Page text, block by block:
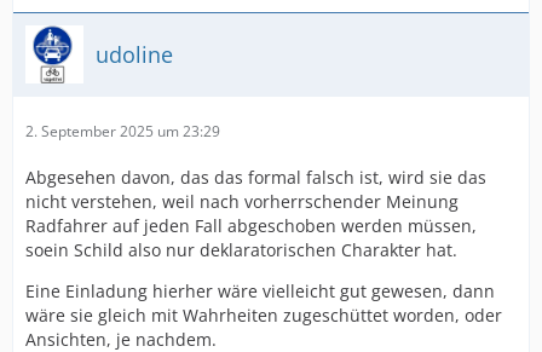
udoline
2. September 2025 um 23:29
Abgesehen davon, das das formal falsch ist, wird sie das
nicht verstehen, weil nach vorherrschender Meinung
Radfahrer auf jeden Fall abgeschoben werden müssen,
soein Schild also nur deklaratorischen Charakter hat.
Eine Einladung hierher wäre vielleicht gut gewesen, dann
wäre sie gleich mit Wahrheiten zugeschüttet worden, oder
Ansichten, je nachdem.